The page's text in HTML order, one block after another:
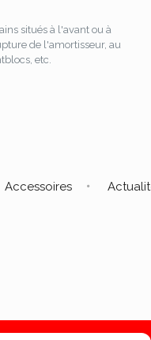
situés à l'avant ou à
de l'amortisseur, au
etc.
Accessoires